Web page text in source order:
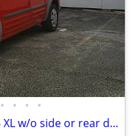
• • • •
2013 Ford Transit Connect 114.6 XL w/o side or rear door glass